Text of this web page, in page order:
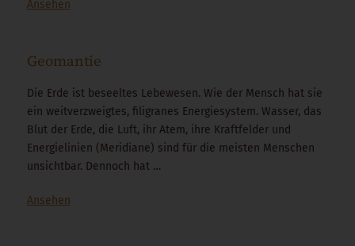
Ansehen
Geomantie
Die Erde ist beseeltes Lebewesen. Wie der Mensch hat sie
ein weitverzweigtes, filigranes Energiesystem. Wasser, das
Blut der Erde, die Luft, ihr Atem, ihre Kraftfelder und
Energielinien (Meridiane) sind für die meisten Menschen
unsichtbar. Dennoch hat …
Ansehen